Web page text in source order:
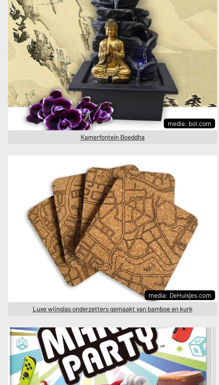
media: bol.com
Kamerfontein Boeddha
media: DeHuisjes.com
Luxe wijnglas onderzetters gemaakt van bamboe en kurk